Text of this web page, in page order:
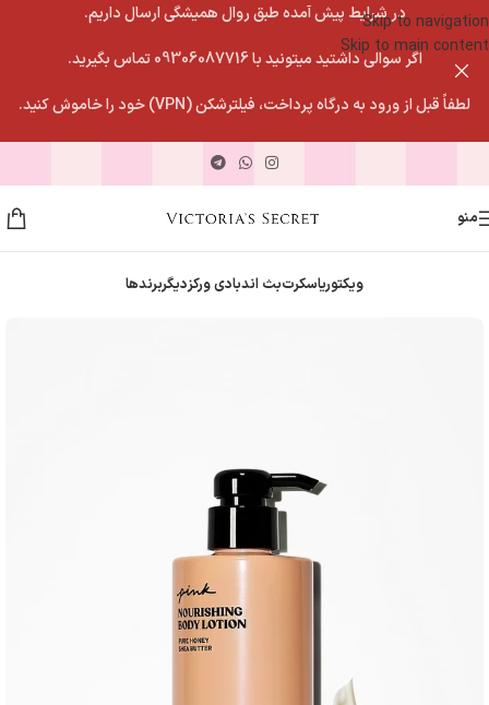
Skip to navigation
Skip to main content
در شرایط پیش آمده طبق روال همیشگی ارسال داریم.
اگر سوالی داشتید میتونید با 09306087716 تماس بگیرید.
لطفاً قبل از ورود به درگاه پرداخت، فیلترشکن (VPN) خود را خاموش کنید.
منو
ویکتوریاسکرتبث اندبادی ورکزدیگربرندها